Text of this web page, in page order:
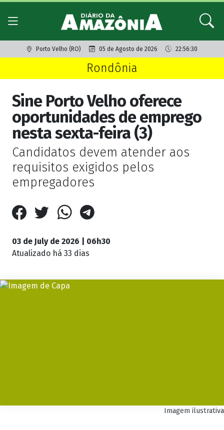
Porto Velho (RO) 05 de Agosto de 2026 22:56:30
Rondônia
Sine Porto Velho oferece
oportunidades de emprego
nesta sexta-feira (3)
Candidatos devem atender aos
requisitos exigidos pelos
empregadores
03 de July de 2026 | 06h30
Atualizado há 33 dias
Imagem ilustrativa